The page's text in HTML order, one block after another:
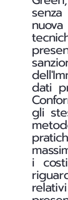
dati
gli
i